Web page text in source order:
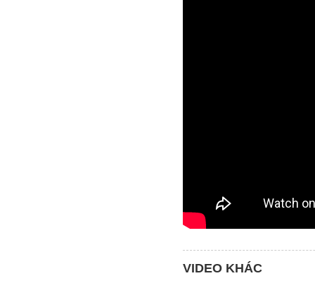
VIDEO KHÁC